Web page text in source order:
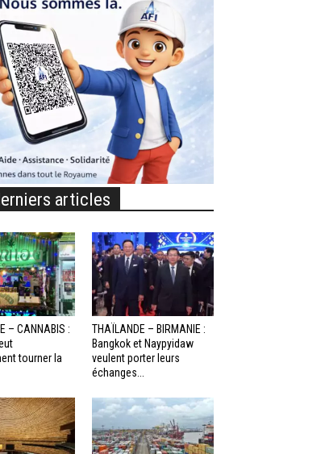
articles
– CANNABIS :
tourner la
THAÏLANDE – BIRMANIE :
Bangkok et Naypyidaw
veulent porter leurs
échanges...